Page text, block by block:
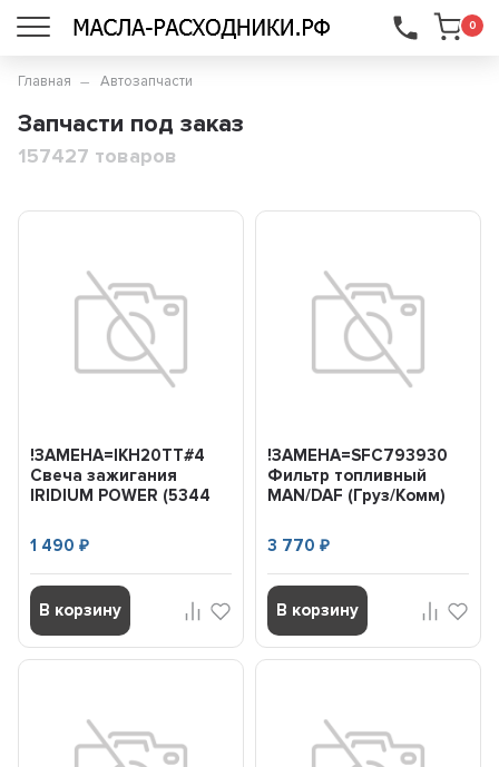
0
...
Главная Автозапчасти
Запчасти под заказ
157427 товаров
!ЗАМЕНА=IKH20TT#4
Свеча зажигания
IRIDIUM POWER (5344
IKH204...
1 490₽
В корзину
!ЗАМЕНА=SFC793930
Фильтр топливный
MAN/DAF (Груз/Комм)
3 770 ₽
В корзину